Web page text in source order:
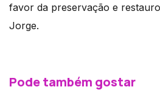
favor da preservação e
Jorge.
Pode também gostar